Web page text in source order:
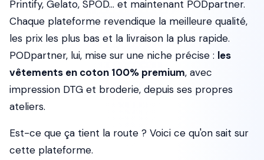
Printify, Gelato, SPOD… et maintenant PODpartner.
Chaque plateforme revendique la meilleure qualité,
les prix les plus bas et la livraison la plus rapide.
PODpartner, lui, mise sur une niche précise : les
vêtements en coton 100% premium, avec
impression DTG et broderie, depuis ses propres
ateliers.
Est-ce que ça tient la route ? Voici ce qu'on sait sur
cette plateforme.